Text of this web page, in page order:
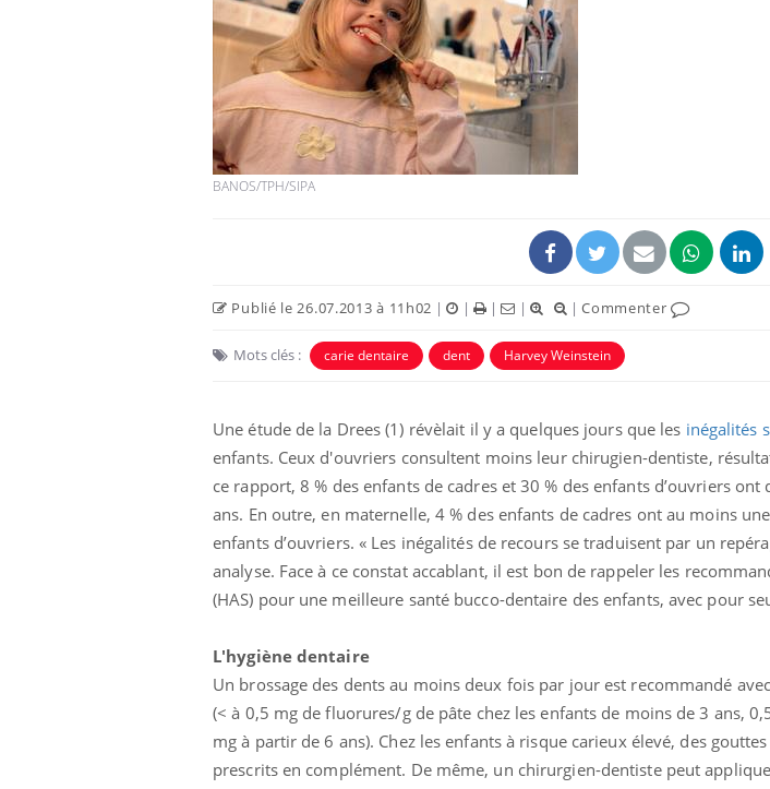
BANOS/TPH/SIPA
Publié le 26.07.2013 à 11h02 | | | | |Commenter
Mots clés : carie dentaire dent Harvey Weinstein
Une étude de la Drees (1) révèlait il y a quelques jours que les inégalités
enfants. Ceux d'ouvriers consultent moins leur chirugien-dentiste,
ce rapport, 8 % des enfants de cadres et 30 % des enfants d’ouvriers ont
ans. En outre, en maternelle, 4 % des enfants de cadres ont au moins
enfants d’ouvriers. « Les inégalités de recours se traduisent par un
analyse. Face à ce constat accablant, il est bon de rappeler les
(HAS) pour une meilleure santé bucco-dentaire des enfants, avec pour
L'hygiène dentaire
Un brossage des dents au moins deux fois par jour est recommandé
(< à 0,5 mg de fluorures/g de pâte chez les enfants de moins de 3 ans,
mg à partir de 6 ans). Chez les enfants à risque carieux élevé, des
prescrits en complément. De même, un chirurgien-dentiste peut